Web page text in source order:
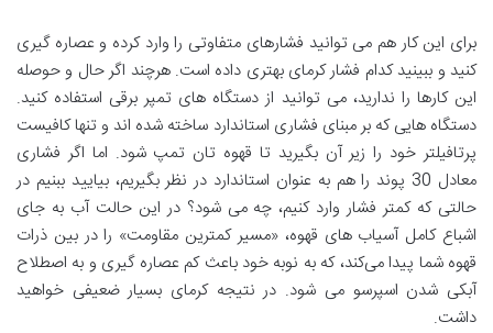
برای این کار هم می توانید فشارهای متفاوتی را وارد کرده و عصاره گیری
کنید و ببینید کدام فشار کرمای بهتری داده است. هرچند اگر حال و حوصله
این کارها را ندارید، می توانید از دستگاه های تمپر برقی استفاده کنید.
دستگاه هایی که بر مبنای فشاری استاندارد ساخته شده اند و تنها کافیست
پرتافیلتر خود را زیر آن بگیرید تا قهوه تان تمپ شود. اما اگر فشاری
معادل 30 پوند را هم به عنوان استاندارد در نظر بگیریم، بیایید ببنیم در
حالتی که کمتر فشار وارد کنیم، چه می شود؟ در این حالت آب به جای
اشباع کامل آسیاب‌ های قهوه، «مسیر کمترین مقاومت» را در بین ذرات
قهوه شما پیدا می‌کند، که به نوبه خود باعث کم عصاره گیری و به اصطلاح
آبکی شدن اسپرسو می شود. در نتیجه کرمای بسیار ضعیفی خواهید
داشت.